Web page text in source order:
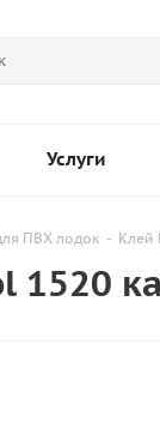
Услуги
ПВХ лодок - Клей
1520